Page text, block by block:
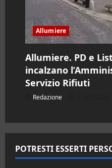
Allumiere
Allumiere. PD e
incalzano
Servizio Rifiuti
Redazione
POTRESTI ESSERTI